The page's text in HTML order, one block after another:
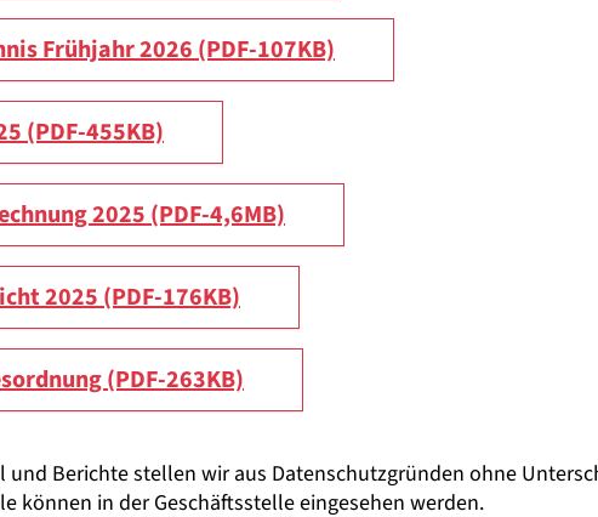
Frühjahr 2026 (PDF-107KB)
(PDF-455KB)
2025 (PDF-4,6MB)
2025 (PDF-176KB)
(PDF-263KB)
Berichte stellen wir aus Datenschutzgründen ohne
können in der Geschäftsstelle eingesehen werden.